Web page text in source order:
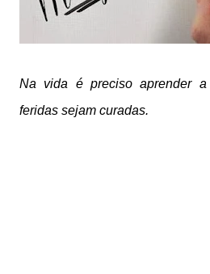
Na vida é preciso aprender
feridas sejam curadas.